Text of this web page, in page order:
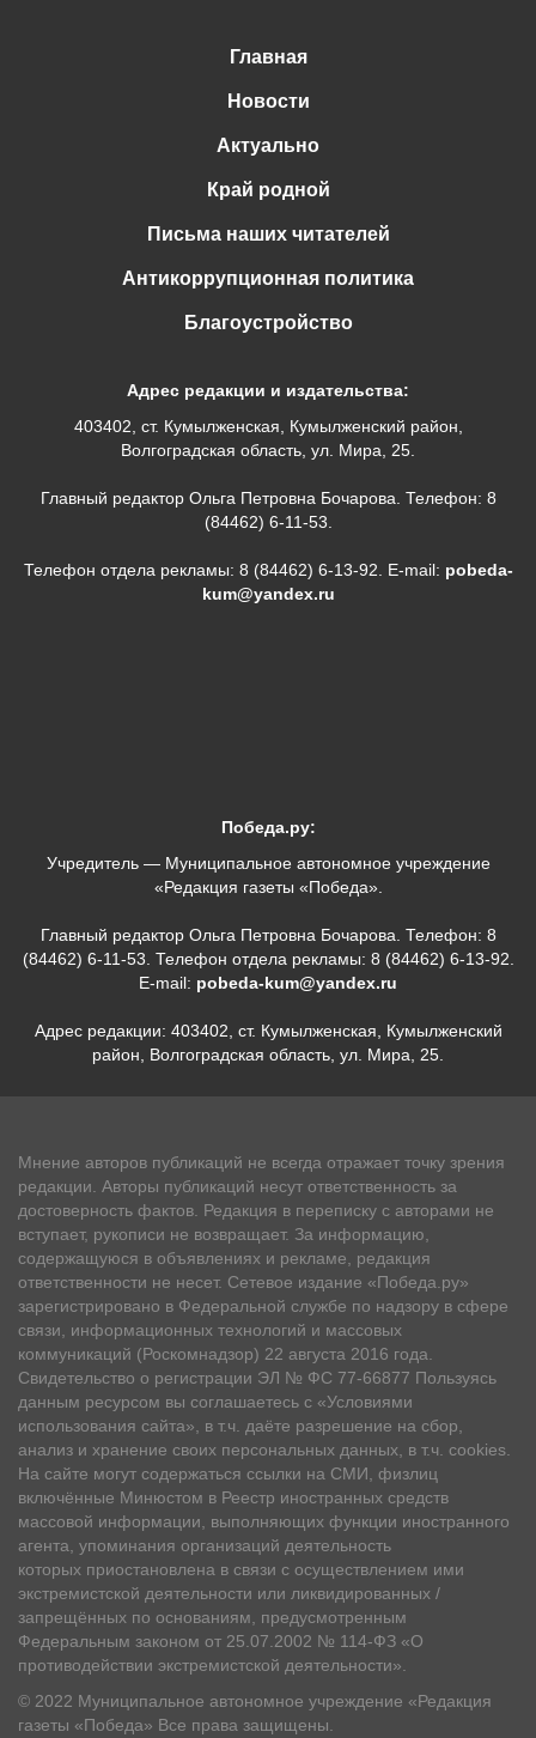
Главная
Новости
Актуально
Край родной
Письма наших читателей
Антикоррупционная политика
Благоустройство
Адрес редакции и издательства:
403402, ст. Кумылженская, Кумылженский район,
Волгоградская область, ул. Мира, 25.
Главный редактор Ольга Петровна Бочарова. Телефон: 8
(84462) 6-11-53.
Телефон отдела рекламы: 8 (84462) 6-13-92. E-mail: pobeda-
kum@yandex.ru
Победа.ру:
Учредитель — Муниципальное автономное учреждение
«Редакция газеты «Победа».
Главный редактор Ольга Петровна Бочарова. Телефон: 8
(84462) 6-11-53. Телефон отдела рекламы: 8 (84462) 6-13-92.
E-mail: pobeda-kum@yandex.ru
Адрес редакции: 403402, ст. Кумылженская, Кумылженский
район, Волгоградская область, ул. Мира, 25.
Мнение авторов публикаций не всегда отражает точку зрения
редакции. Авторы публикаций несут ответственность за
достоверность фактов. Редакция в переписку с авторами не
вступает, рукописи не возвращает. За информацию,
содержащуюся в объявлениях и рекламе, редакция
ответственности не несет. Сетевое издание «Победа.ру»
зарегистрировано в Федеральной службе по надзору в сфере
связи, информационных технологий и массовых
коммуникаций (Роскомнадзор) 22 августа 2016 года.
Свидетельство о регистрации ЭЛ № ФС 77-66877 Пользуясь
данным ресурсом вы соглашаетесь с «Условиями
использования сайта», в т.ч. даёте разрешение на сбор,
анализ и хранение своих персональных данных, в т.ч. cookies.
На сайте могут содержаться ссылки на СМИ, физлиц
включённые Минюстом в Реестр иностранных средств
массовой информации, выполняющих функции иностранного
агента, упоминания организаций деятельность
которых приостановлена в связи с осуществлением ими
экстремистской деятельности или ликвидированных /
запрещённых по основаниям, предусмотренным
Федеральным законом от 25.07.2002 № 114-ФЗ «О
противодействии экстремистской деятельности».
© 2022 Муниципальное автономное учреждение «Редакция
газеты «Победа» Все права защищены.